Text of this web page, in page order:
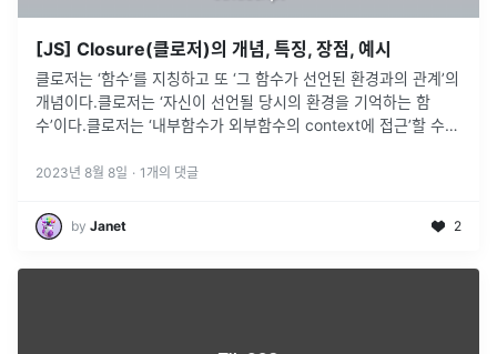
[JS] Closure(클로저)의 개념, 특징, 장점, 예시
클로저는 ‘함수’를 지칭하고 또 ‘그 함수가 선언된 환경과의 관계’의
개념이다.클로저는 ‘자신이 선언될 당시의 환경을 기억하는 함
수’이다.클로저는 ‘내부함수가 외부함수의 context에 접근’할 수
(lexi...
2023년 8월 8일 · 1 개의 댓글
by Janet 2